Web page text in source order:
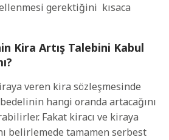
gerektiğini kısaca
Kira Artış Talebini Kabul
veren kira sözleşmesinde
hangi oranda artacağını
Fakat kiracı ve kiraya
belirlemede tamamen serbest